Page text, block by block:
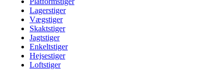
Lagerstiger
Vægstiger
Skaktstiger
Jagtstiger
Enkeltstiger
Hejsestiger
Loftstiger